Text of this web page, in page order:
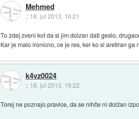
Mehmed
:: 18. jul 2013, 16:21
To zdej zveni kot da si jim dolzan dati geslo,
Kar je malo ironicno, ce je res, ker ko si aretiran ga
k4vz0024
:: 18. jul 2013, 16:22
Torej ne poznajo pravice, da se nihče ni dolžan